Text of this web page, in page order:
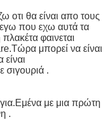
οτι θα είναι απο τους
που εχω αυτά τα
φαινεται
μπορεί να είναι
είναι
σιγουριά .
με μια πρώτη
.